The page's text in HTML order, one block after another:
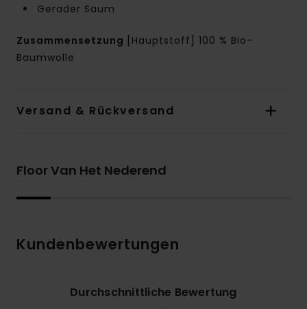
Gerader Saum
Zusammensetzung
[Hauptstoff] 100 % Bio-
Baumwolle
Versand & Rückversand
Floor Van Het Nederend
Kundenbewertungen
Durchschnittliche Bewertung